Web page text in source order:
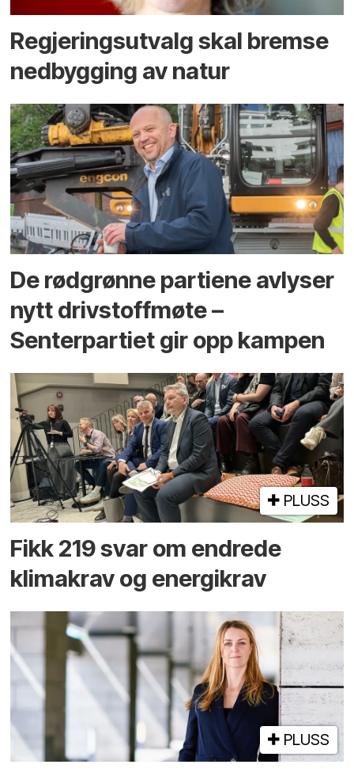
Regjerings­utvalg skal bremse
ned­bygging av natur
De rødgrønne partiene avlyser
nytt drivstoffmøte –
Senterpartiet gir opp kampen
PLUSS
Fikk 219 svar om endrede
klimakrav og energikrav
PLUSS